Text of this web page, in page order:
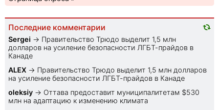
Последние комментарии
Sеrgei → Правительство Трюдо выделит 1,5 млн
долларов на усиление безопасности ЛГБТ-прайдов в
Канаде
ALEX → Правительство Трюдо выделит 1,5 млн долларов
на усиление безопасности ЛГБТ-прайдов в Канаде
oleksiy → Оттава предоставит муниципалитетам $530
млн на адаптацию к изменению климата